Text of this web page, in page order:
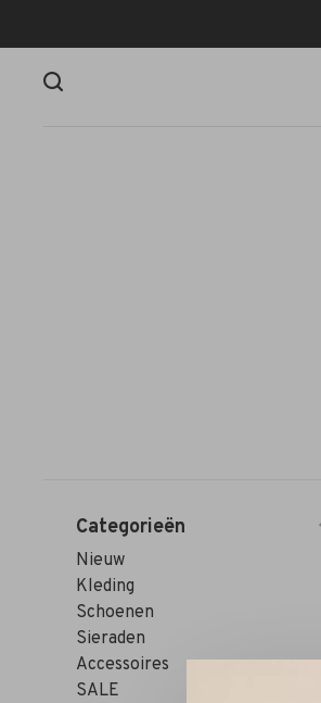
Categorieën
Nieuw
Kleding
Schoenen
Sieraden
Accessoires
SALE